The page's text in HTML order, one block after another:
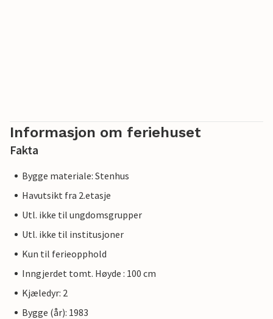
Informasjon om feriehuset
Fakta
Bygge materiale: Stenhus
Havutsikt fra 2.etasje
Utl. ikke til ungdomsgrupper
Utl. ikke til institusjoner
Kun til ferieopphold
Inngjerdet tomt. Høyde : 100 cm
Kjæledyr: 2
Bygge (år): 1983